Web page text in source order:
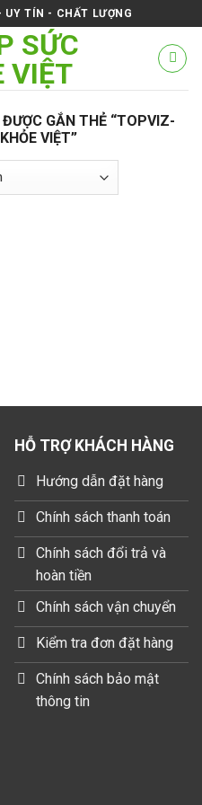
UY TÍN - CHẤT LƯỢNG
GẮN THẺ “TOPVIZ-
VIỆT”
HỖ TRỢ KHÁCH HÀNG
Hướng dẫn đặt hàng
Chính sách thanh toán
Chính sách đổi trả và
hoàn tiền
Chính sách vận chuyển
Kiểm tra đơn đặt hàng
Chính sách bảo mật
thông tin